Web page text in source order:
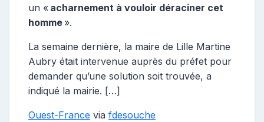
un « acharnement à vouloir déraciner cet
homme ».
La semaine dernière, la maire de Lille Martine
Aubry était intervenue auprès du préfet pour
demander qu’une solution soit trouvée, a
indiqué la mairie. […]
Ouest-France via fdesouche